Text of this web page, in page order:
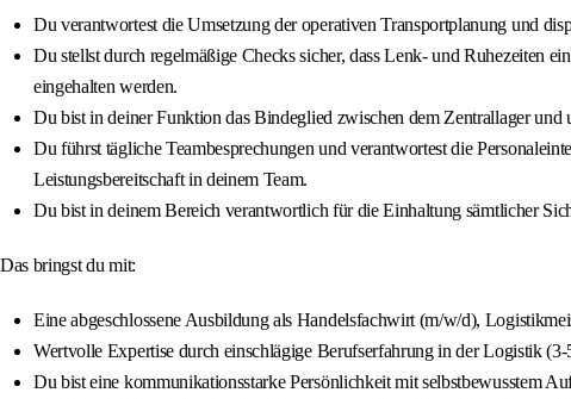
Du verantwortest die Umsetzung der operativen Transportplanung und
Du stellst durch regelmäßige Checks sicher, dass Lenk- und Ruhezeiten
eingehalten werden.
Du bist in deiner Funktion das Bindeglied zwischen dem Zentrallager
Du führst tägliche Teambesprechungen und verantwortest die
Leistungsbereitschaft in deinem Team.
Du bist in deinem Bereich verantwortlich für die Einhaltung sämtlicher
Das bringst du mit:
Eine abgeschlossene Ausbildung als Handelsfachwirt (m/w/d),
Wertvolle Expertise durch einschlägige Berufserfahrung in der Logistik (3-
Du bist eine kommunikationsstarke Persönlichkeit mit selbstbewusstem